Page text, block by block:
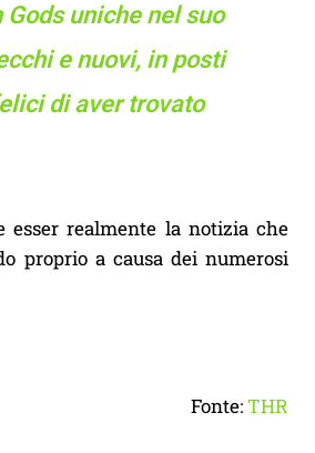
uniche nel suo
e nuovi, in posti
di aver trovato
esser realmente la notizia che
proprio a causa dei numerosi
Fonte:THR